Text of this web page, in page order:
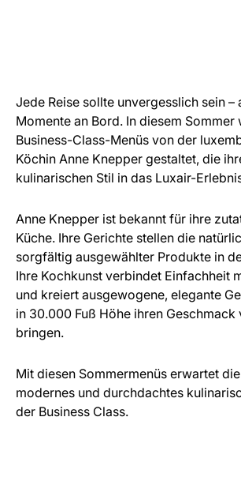
LuxairGroup
Jede Reise sollte unvergesslich sein –
Momente an Bord. In diesem Sommer
Business-Class-Menüs von der
Köchin Anne Knepper gestaltet, die
kulinarischen Stil in das Luxair-
Anne Knepper ist bekannt für ihre
Küche. Ihre Gerichte stellen die
sorgfältig ausgewählter Produkte in
Ihre Kochkunst verbindet Einfachheit
und kreiert ausgewogene, elegante
in 30.000 Fuß Höhe ihren Geschmack
bringen.
Mit diesen Sommermenüs erwartet
modernes und durchdachtes
der Business Class.